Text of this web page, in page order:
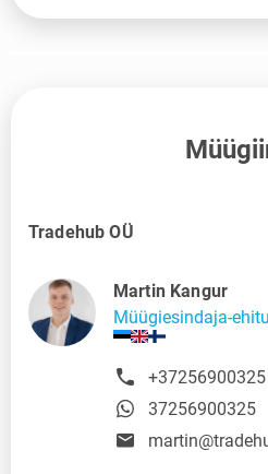
Tradehub OÜ
Martin Kangur
Müügiesindaja-
+37256900325
37256900325